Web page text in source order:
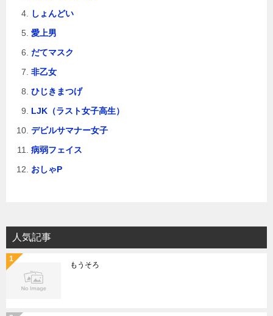
しょんどい
愛上男
だてマスク
非乙女
ひじきまつげ
LJK（ラスト女子高生）
デビルサマナー女子
病弱フェイス
おしゃP
人気記事
もうそろ